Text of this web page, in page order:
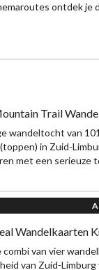
ontdek je
Trail
wandeltocht van
in Zuid-
met een serieuze
Wandelkaarten
combi van vier
van Zuid-